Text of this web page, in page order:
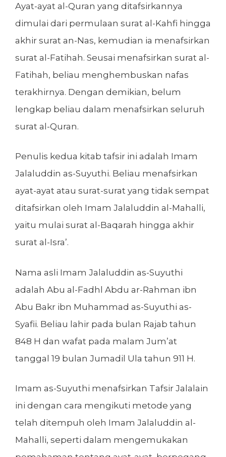
Ayat-ayat al-Quran yang ditafsirkannya
dimulai dari permulaan surat al-Kahfi hingga
akhir surat an-Nas, kemudian ia menafsirkan
surat al-Fatihah. Seusai menafsirkan surat al-
Fatihah, beliau menghembuskan nafas
terakhirnya. Dengan demikian, belum
lengkap beliau dalam menafsirkan seluruh
surat al-Quran.
Penulis kedua kitab tafsir ini adalah Imam
Jalaluddin as-Suyuthi. Beliau menafsirkan
ayat-ayat atau surat-surat yang tidak sempat
ditafsirkan oleh Imam Jalaluddin al-Mahalli,
yaitu mulai surat al-Baqarah hingga akhir
surat al-Isra’.
Nama asli Imam Jalaluddin as-Suyuthi
adalah Abu al-Fadhl Abdu ar-Rahman ibn
Abu Bakr ibn Muhammad as-Suyuthi as-
Syafii. Beliau lahir pada bulan Rajab tahun
848 H dan wafat pada malam Jum’at
tanggal 19 bulan Jumadil Ula tahun 911 H.
Imam as-Suyuthi menafsirkan Tafsir Jalalain
ini dengan cara mengikuti metode yang
telah ditempuh oleh Imam Jalaluddin al-
Mahalli, seperti dalam mengemukakan